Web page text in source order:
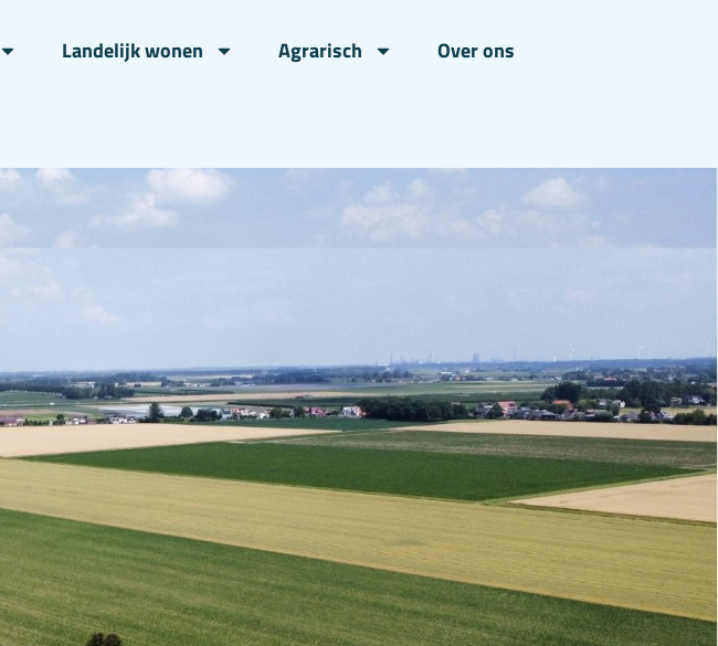
Landelijk wonen Agrarisch Over ons